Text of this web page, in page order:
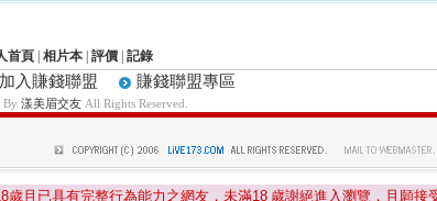
首頁 相片本 評價 記錄
加入賺錢聯盟 賺錢聯盟專區
By 漾美眉交友 All Rights Reserved.
歲且已具有完整行為能力之網友，未滿18 歲謝絕進入瀏覽，且願接